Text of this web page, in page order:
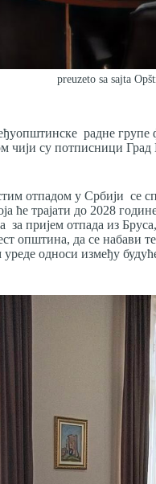
preuzeto sa sajta
радне
чији су потписници
отпадом у Србији се
ће трајати до 2028
за пријем отпада из
општина, да се набави
односи између